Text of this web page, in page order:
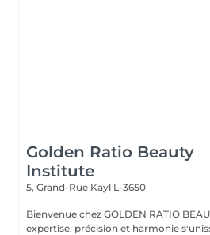
Golden Ratio Beauty
Institute
5, Grand-Rue Kayl L-3650
Bienvenue chez GOLDEN RATIO BEAUTY INSTITUTE Un lieu où
expertise, précision et harmonie